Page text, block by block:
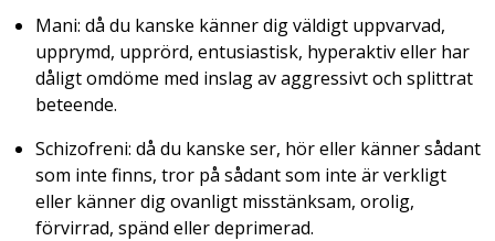
Mani: då du kanske känner dig väldigt uppvarvad,
upprymd, upprörd, entusiastisk, hyperaktiv eller har
dåligt omdöme med inslag av aggressivt och splittrat
beteende.
Schizofreni: då du kanske ser, hör eller känner sådant
som inte finns, tror på sådant som inte är verkligt
eller känner dig ovanligt misstänksam, orolig,
förvirrad, spänd eller deprimerad.